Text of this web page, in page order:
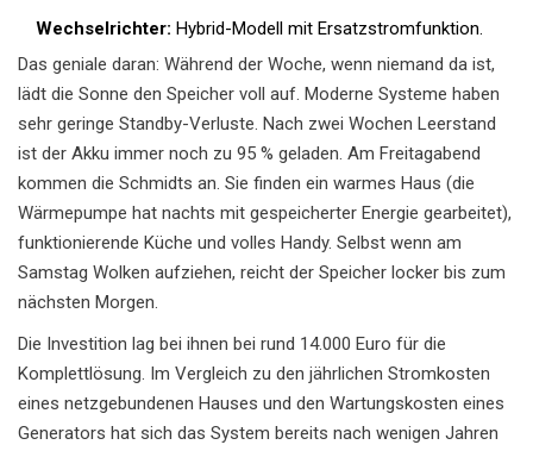
Wechselrichter: Hybrid-Modell mit Ersatzstromfunktion.
Das geniale daran: Während der Woche, wenn niemand da ist,
lädt die Sonne den Speicher voll auf. Moderne Systeme haben
sehr geringe Standby-Verluste. Nach zwei Wochen Leerstand
ist der Akku immer noch zu 95 % geladen. Am Freitagabend
kommen die Schmidts an. Sie finden ein warmes Haus (die
Wärmepumpe hat nachts mit gespeicherter Energie gearbeitet),
funktionierende Küche und volles Handy. Selbst wenn am
Samstag Wolken aufziehen, reicht der Speicher locker bis zum
nächsten Morgen.
Die Investition lag bei ihnen bei rund 14.000 Euro für die
Komplettlösung. Im Vergleich zu den jährlichen Stromkosten
eines netzgebundenen Hauses und den Wartungskosten eines
Generators hat sich das System bereits nach wenigen Jahren